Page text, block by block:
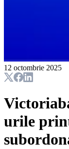
12 octombrie 2025
urile